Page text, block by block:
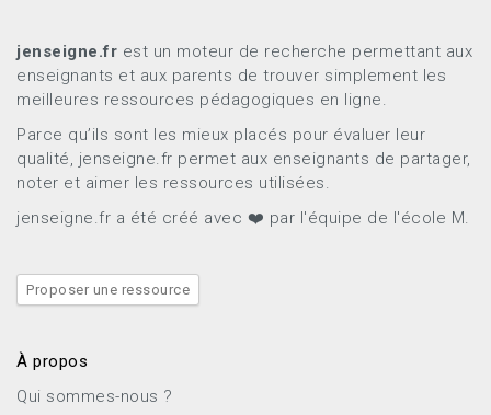
jenseigne.fr est un moteur de recherche permettant aux
enseignants et aux parents de trouver simplement les
meilleures ressources pédagogiques en ligne.
Parce qu’ils sont les mieux placés pour évaluer leur
qualité, jenseigne.fr permet aux enseignants de partager,
noter et aimer les ressources utilisées.
jenseigne.fr a été créé avec ❤️ par l'équipe de l'école M.
Proposer une ressource
À propos
Qui sommes-nous ?